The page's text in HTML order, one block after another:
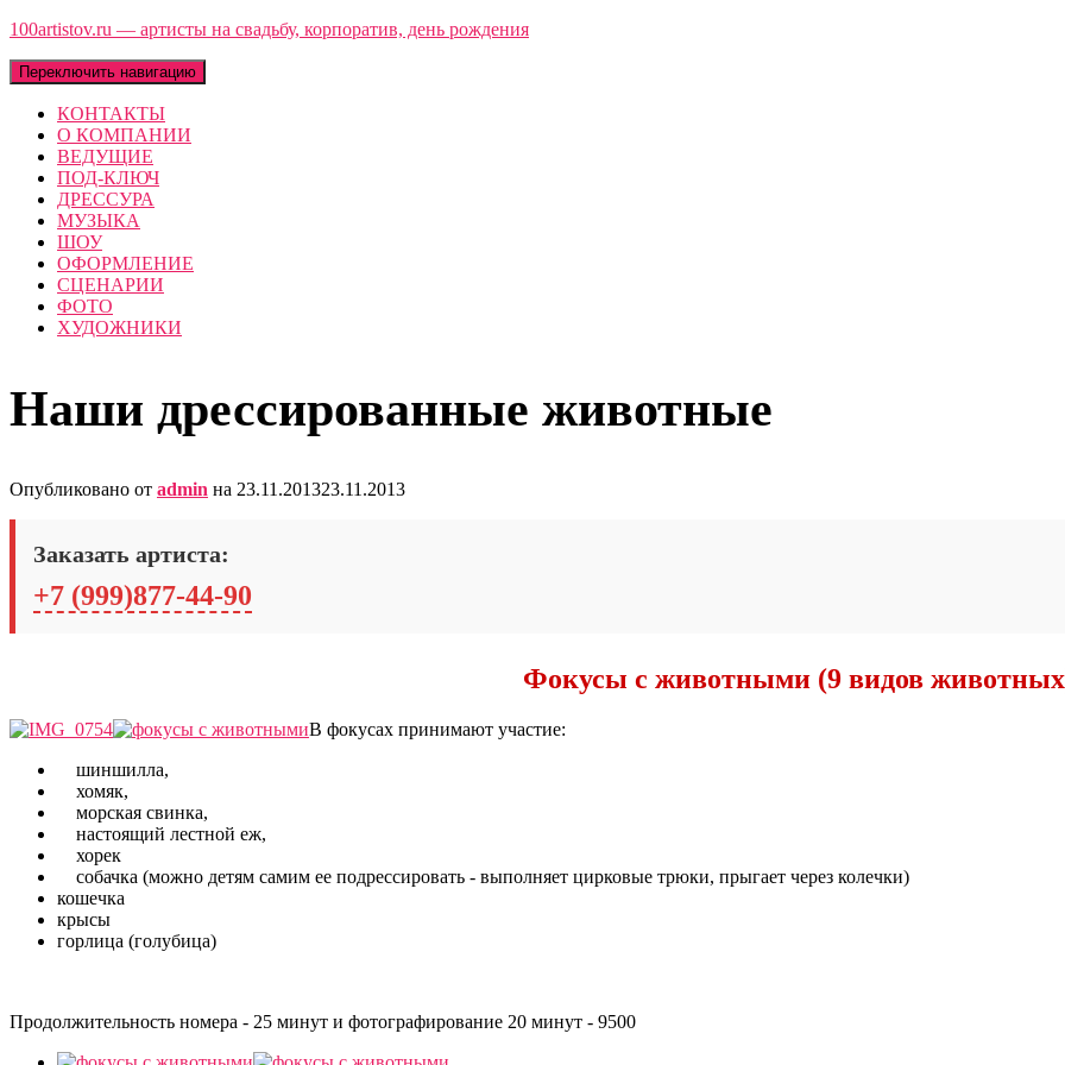
100artistov.ru — артисты на свадьбу, корпоратив, день рождения
Переключить навигацию
КОНТАКТЫ
О КОМПАНИИ
ВЕДУЩИЕ
ПОД-КЛЮЧ
ДРЕССУРА
МУЗЫКА
ШОУ
ОФОРМЛЕНИЕ
СЦЕНАРИИ
ФОТО
ХУДОЖНИКИ
Наши дрессированные животные
Опубликовано от admin на 23.11.201323.11.2013
Заказать артиста:
+7 (999)877-44-90
Фокусы с животными (9 видов
В фокусах принимают участие:
шиншилла,
хомяк,
морская свинка,
настоящий лестной еж,
хорек
собачка (можно детям самим ее подрессировать - выполняет цирковые трюки, прыгает через колечки)
кошечка
крысы
горлица (голубица)
Продолжительность номера - 25 минут и фотографирование 20 минут - 9500